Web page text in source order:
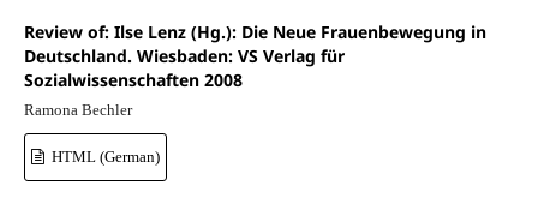
Review of: Ilse Lenz (Hg.): Die Neue Frauenbewegung in
Deutschland. Wiesbaden: VS Verlag für
Sozialwissenschaften 2008
Ramona Bechler
HTML (German)